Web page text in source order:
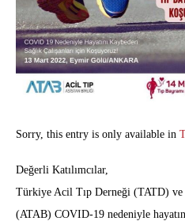
Sorry, this entry is only available in
Değerli Katılımcılar,
Türkiye Acil Tıp Derneği (TATD)
(ATAB) COVID-19 nedeniyle